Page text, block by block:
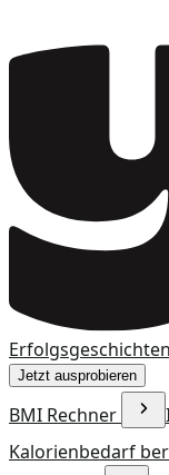
Erfolgsgeschichten
Jetzt ausprobieren
BMI Rechner
Kalorienbedarf